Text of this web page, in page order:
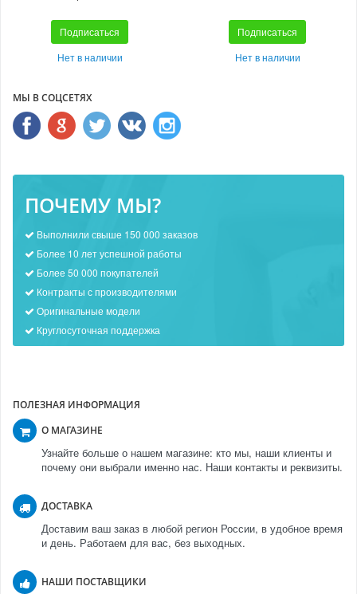
Подписаться
Нет в наличии
Подписаться
Нет в наличии
МЫ В СОЦСЕТЯХ
ПОЧЕМУ МЫ?
Выполнили свыше 150 000 заказов
Более 10 лет успешной работы
Более 50 000 покупателей
Контракты с производителями
Оригинальные модели
Круглосуточная поддержка
ПОЛЕЗНАЯ ИНФОРМАЦИЯ
О МАГАЗИНЕ
Узнайте больше о нашем магазине: кто мы, наши клиенты и
почему они выбрали именно нас. Наши контакты и реквизиты.
ДОСТАВКА
Доставим ваш заказ в любой регион России, в удобное время
и день. Работаем для вас, без выходных.
НАШИ ПОСТАВЩИКИ